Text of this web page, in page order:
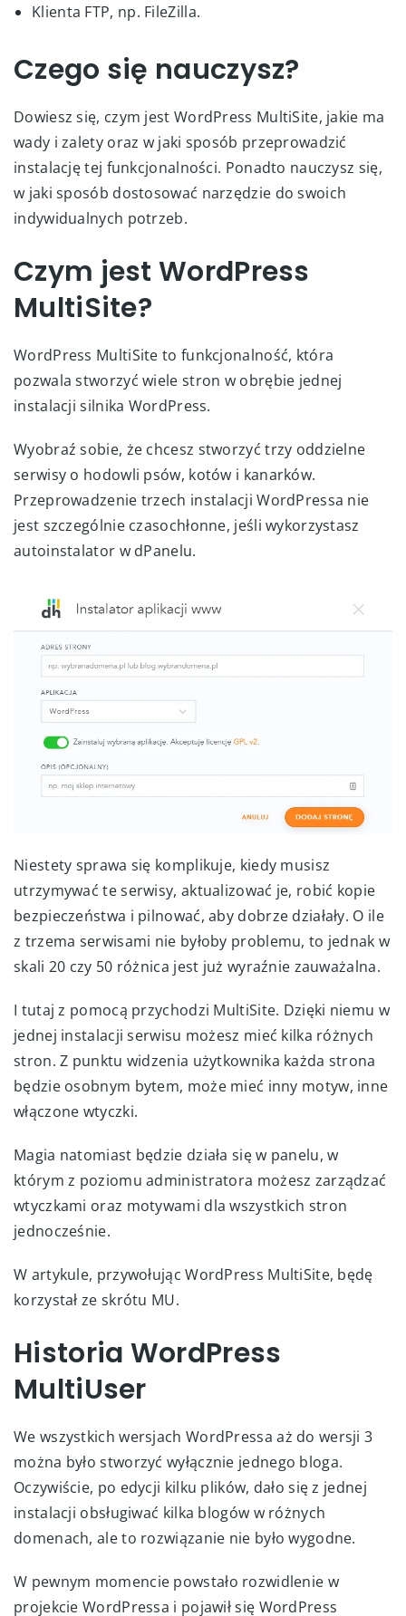
Klienta FTP, np. FileZilla.
Czego się nauczysz?
Dowiesz się, czym jest WordPress MultiSite, jakie ma
wady i zalety oraz w jaki sposób przeprowadzić
instalację tej funkcjonalności. Ponadto nauczysz się,
w jaki sposób dostosować narzędzie do swoich
indywidualnych potrzeb.
Czym jest WordPress
MultiSite?
WordPress MultiSite to funkcjonalność, która
pozwala stworzyć wiele stron w obrębie jednej
instalacji silnika WordPress.
Wyobraź sobie, że chcesz stworzyć trzy oddzielne
serwisy o hodowli psów, kotów i kanarków.
Przeprowadzenie trzech instalacji WordPressa nie
jest szczególnie czasochłonne, jeśli wykorzystasz
autoinstalator w dPanelu.
Niestety sprawa się komplikuje, kiedy musisz
utrzymywać te serwisy, aktualizować je, robić kopie
bezpieczeństwa i pilnować, aby dobrze działały. O ile
z trzema serwisami nie byłoby problemu, to jednak w
skali 20 czy 50 różnica jest już wyraźnie zauważalna.
I tutaj z pomocą przychodzi MultiSite. Dzięki niemu w
jednej instalacji serwisu możesz mieć kilka różnych
stron. Z punktu widzenia użytkownika każda strona
będzie osobnym bytem, może mieć inny motyw, inne
włączone wtyczki.
Magia natomiast będzie działa się w panelu, w
którym z poziomu administratora możesz zarządzać
wtyczkami oraz motywami dla wszystkich stron
jednocześnie.
W artykule, przywołując WordPress MultiSite, będę
korzystał ze skrótu MU.
Historia WordPress
MultiUser
We wszystkich wersjach WordPressa aż do wersji 3
można było stworzyć wyłącznie jednego bloga.
Oczywiście, po edycji kilku plików, dało się z jednej
instalacji obsługiwać kilka blogów w różnych
domenach, ale to rozwiązanie nie było wygodne.
W pewnym momencie powstało rozwidlenie w
projekcie WordPressa i pojawił się WordPress